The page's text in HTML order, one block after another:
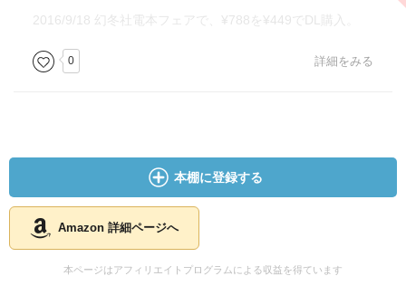
2016/9/18 幻冬社電本フェアで、¥788を¥449でDL購入。
0 詳細をみる
本棚に登録する
Amazon 詳細ページへ
本ページはアフィリエイトプログラムによる収益を得ています